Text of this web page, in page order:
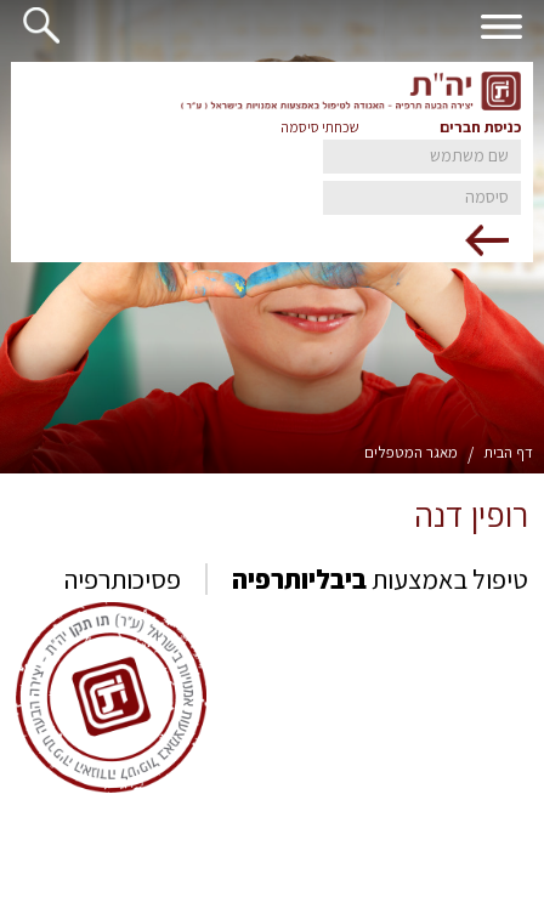
כניסת חברים שכחתי סיסמה
דף הבית / מאגר המטפלים
רופין דנה
טיפול באמצעותביבליותרפיה פסיכותרפיה